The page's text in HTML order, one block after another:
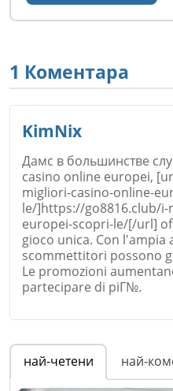
1 Коментара
KimNix
Дамс в большинстве
casino online europei,
migliori-casino-online-
le/]https://go8816.club/
europei-scopri-le/[/url]
gioco unica. Con
scommettitori possono
Le promozioni
partecipare di piГ№.
Име*
най-четени
най-